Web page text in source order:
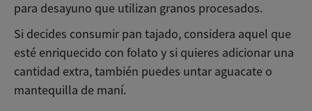
para desayuno que utilizan granos procesados.
Si decides consumir pan tajado, considera aquel que
esté enriquecido con folato y si quieres adicionar una
cantidad extra, también puedes untar aguacate o
mantequilla de maní.